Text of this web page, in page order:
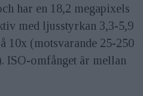
har en 18,2 megapixels
med ljusstyrkan 3,3-5,9
10x (motsvarande 25-250
ISO-omfånget är mellan